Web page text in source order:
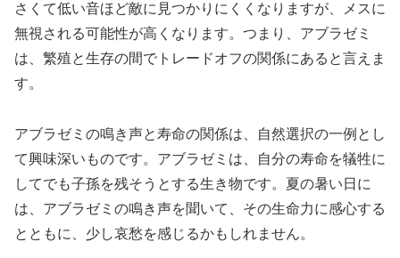
さくて低い音ほど敵に見つかりにくくなりますが、メスに
無視される可能性が高くなります。つまり、アブラゼミ
は、繁殖と生存の間でトレードオフの関係にあると言えま
す。
アブラゼミの鳴き声と寿命の関係は、自然選択の一例とし
て興味深いものです。アブラゼミは、自分の寿命を犠牲に
してでも子孫を残そうとする生き物です。夏の暑い日に
は、アブラゼミの鳴き声を聞いて、その生命力に感心する
とともに、少し哀愁を感じるかもしれません。